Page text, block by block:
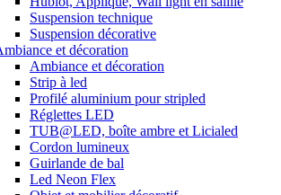
Suspension technique
Suspension décorative
et décoration
Ambiance et décoration
Strip à led
Profilé aluminium pour stripled
Réglettes LED
TUB@LED, boîte ambre et Licialed
Cordon lumineux
Guirlande de bal
Led Neon Flex